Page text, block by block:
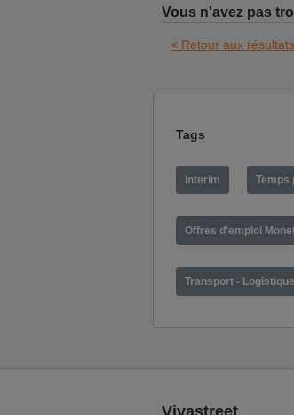
Vous n'avez pas
< Retour aux résultats
Tags
Interim Temps
Offres d'emploi
Transport -
Vivastreet